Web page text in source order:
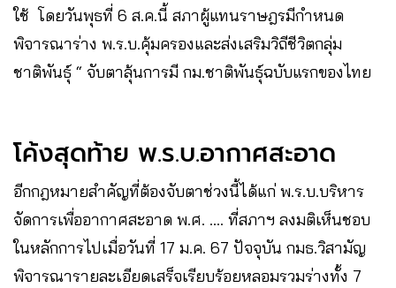
ใช้ ​ โดยวันพุธที่ 6 ส.ค.นี้ สภาผู้แทนราษฎรมีกำหนด
พิจารณาร่าง พ.ร.บ.คุ้มครองและส่งเสริมวิถีชีวิตกลุ่ม
ชาติพันธุ์ “ จับตาลุ้นการมี กม.ชาติพันธุ์ฉบับแรกของไทย
โค้งสุดท้าย พ.ร.บ.อากาศสะอาด
อีกกฎหมายสำคัญที่ต้องจับตาช่วงนี้ได้แก่ พ.ร.บ.บริหาร
จัดการเพื่ออากาศสะอาด พ.ศ. …. ที่สภาฯ ลงมติเห็นชอบ
ในหลักการไปเมื่อวันที่ 17 ม.ค. 67 ปัจจุบัน กมธ.วิสามัญ
พิจารณารายละเอียดเสร็จเรียบร้อยหลอมรวมร่างทั้ง 7